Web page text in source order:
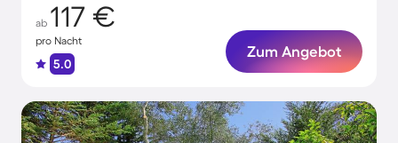
ab 117 €
pro Nacht
5.0
Zum Angebot